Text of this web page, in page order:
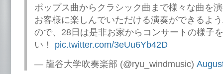
ポップス曲からクラシック曲まで様々な曲を
お客様に楽しんでいただける演奏ができるよ
ので、28日は是非お家からコンサートの様子
い！ pic.twitter.com/3eUu6Yb42D
— 龍谷大学吹奏楽部 (@ryu_windmusic)